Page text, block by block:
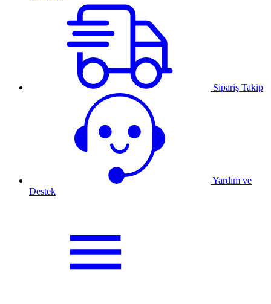
Sipariş Takip
Yardım ve
Destek